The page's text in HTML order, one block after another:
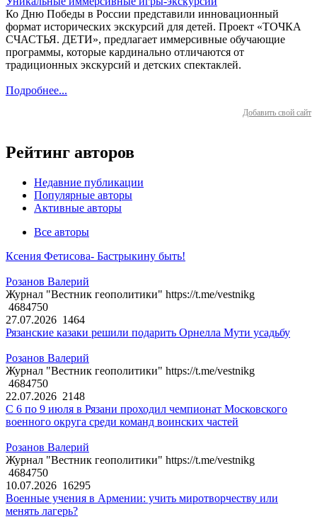
Ко Дню Победы в России представили инновационный
формат исторических экскурсий для детей. Проект «ТОЧКА
СЧАСТЬЯ. ДЕТИ», предлагает иммерсивные обучающие
программы, которые кардинально отличаются от
традиционных экскурсий и детских спектаклей.
Подробнее...
Добавить свой сайт
Рейтинг авторов
Недавние публикации
Популярные авторы
Активные авторы
Все авторы
Ксения Фетисова- Бастрыкину быть!
Розанов Валерий
Журнал "Вестник геополитики" https://t.me/vestnikg
4684750
27.07.2026 1464
Рязанские казаки решили подарить Орнелла Мути усадьбу
Розанов Валерий
Журнал "Вестник геополитики" https://t.me/vestnikg
4684750
22.07.2026 2148
С 6 по 9 июля в Рязани проходил чемпионат Московского
военного округа среди команд воинских частей
Розанов Валерий
Журнал "Вестник геополитики" https://t.me/vestnikg
4684750
10.07.2026 16295
Военные учения в Армении: учить миротворчеству или
менять лагерь?